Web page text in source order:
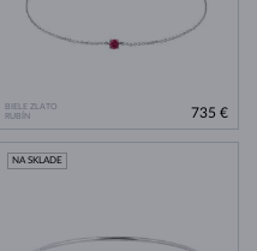
BIELE ZLATO
RUBÍN
735 €
NA SKLADE